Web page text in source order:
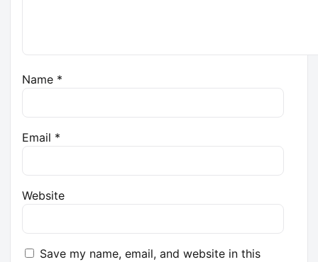
Name *
Email *
Website
Save my name, email, and website in this